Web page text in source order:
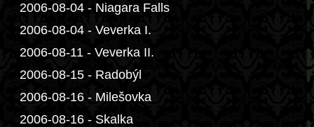
2006-08-04 - Niagara Falls
2006-08-04 - Veverka I.
2006-08-11 - Veverka II.
2006-08-15 - Radobýl
2006-08-16 - Milešovka
2006-08-16 - Skalka